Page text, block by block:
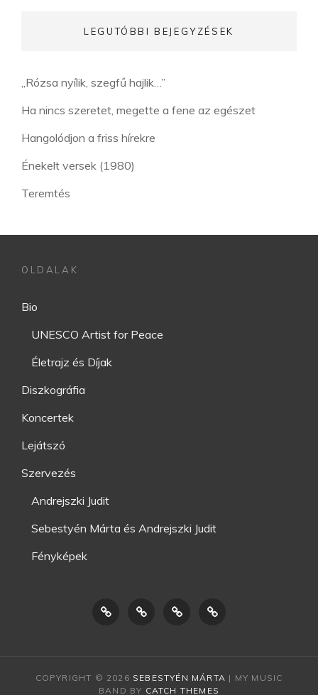
LEGUTÓBBI BEJEGYZÉSEK
„Rózsa nyílik, szegfű hajlik…”
Ha nincs szeretet, megette a fene az egészet
Hangolódjon a friss hírekre
Énekelt versek (1980)
Teremtés
OLDALAK
Bio
UNESCO Artist for Peace
Életrajz és Díjak
Diszkográfia
Koncertek
Lejátszó
Szervezés
Andrejszki Judit
Sebestyén Márta és Andrejszki Judit
Fényképek
Koncertek
Bio DiszkográfiaSzervezés
COPYRIGHT © 2026 SEBESTYÉN MÁRTA | MY MUSIC
BAND BY CATCH THEMES